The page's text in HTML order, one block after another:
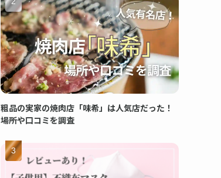
粗品の実家の焼肉店「味希」は人気店だった！
場所や口コミを調査